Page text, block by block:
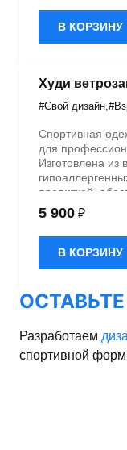
дизайном.
В КОРЗИНУ
Худи
#Свой дизайн,
Спортивная
для
Изготовлена из
пропиткой,
быстрое
эластичностью
дизайном.
5 900 ₽
В КОРЗИНУ
Разработаем
спортивной